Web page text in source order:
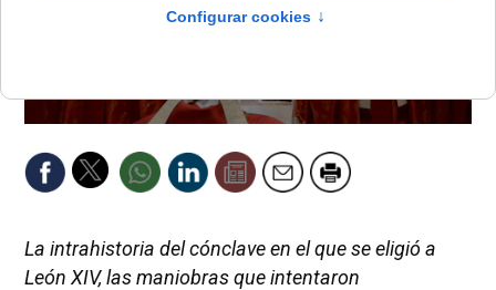
La intrahistoria del cónclave en el que se eligió a
León XIV, las maniobras que intentaron